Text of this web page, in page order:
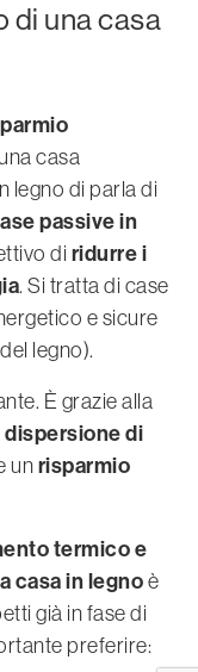
di una casa
casa
legno di parla di
passive in
di ridurre i
. Si tratta di case
e sicure
legno).
È grazie alla
dispersione di
un risparmio
termico e
casa in legnoè
già in fase di
preferire: